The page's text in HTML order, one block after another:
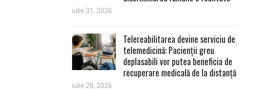
iulie 31, 2026
Telereabilitarea devine serviciu de
telemedicină: Pacienții greu
deplasabili vor putea beneficia de
recuperare medicală de la distanță
iulie 28, 2026